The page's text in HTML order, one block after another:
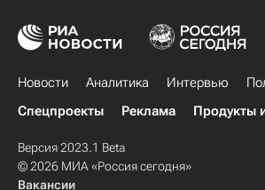
Новости Аналитика Интервью
Спецпроекты
Реклама Продукты
Версия 2023.1 Beta
© 2026 МИА «Россия сегодня»
Вакансии